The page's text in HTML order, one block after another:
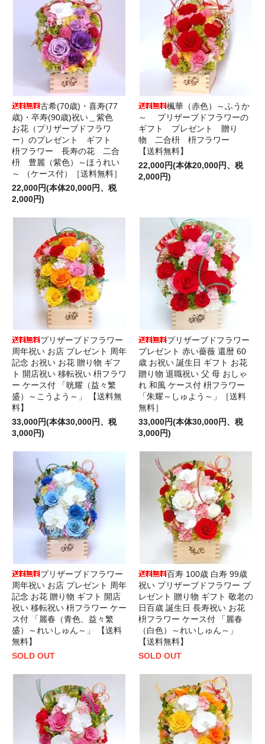
古希(70歳)・喜寿(77
歳)・卒寿(90歳)祝い＿紫色
お花（プリザーブドフラワ
ー）のプレゼント ギフト
枡フラワー 長寿の花 二合
枡 豊麗（紫色）～ほうれい
～ （ケース付）［送料無料］
22,000円(本体20,000円、税
2,000円)
楓華（赤色）～ふうか
～ プリザーブドフラワーの
ギフト プレゼント 贈り
物 二合枡 枡フラワー
【送料無料】
22,000円(本体20,000円、税
2,000円)
プリザーブドフラワー
周年祝い お店 プレゼント 周年
記念 お祝い お花 贈り物 ギフ
ト 開店祝い 移転祝い 枡フラワ
ー ケース付 「晄耀（益々繁
盛）～こうよう～」 【送料無
料】
33,000円(本体30,000円、税
3,000円)
プリザーブドフラワー
プレゼント 赤い薔薇 還暦 60
歳 お祝い 誕生日 ギフト お花
贈り物 退職祝い 父 母 おしゃ
れ 和風 ケース付 枡フラワー
「朱耀～しゅよう～」［送料
無料］
33,000円(本体30,000円、税
3,000円)
プリザーブドフラワー
周年祝い お店 プレゼント 周年
記念 お花 贈り物 ギフト 開店
祝い 移転祝い 枡フラワー ケー
ス付 「麗春（青色、益々繁
盛）～れいしゅん～」 【送料
無料】
SOLD OUT
百寿 100歳 白寿 99歳
祝い プリザーブドフラワー プ
レゼント 贈り物 ギフト 敬老の
日百歳 誕生日 長寿祝い お花
枡フラワー ケース付 「麗春
（白色）～れいしゅん～」
【送料無料】
SOLD OUT